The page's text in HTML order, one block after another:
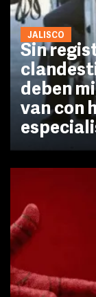
JALISCO
Sin
deben
van con